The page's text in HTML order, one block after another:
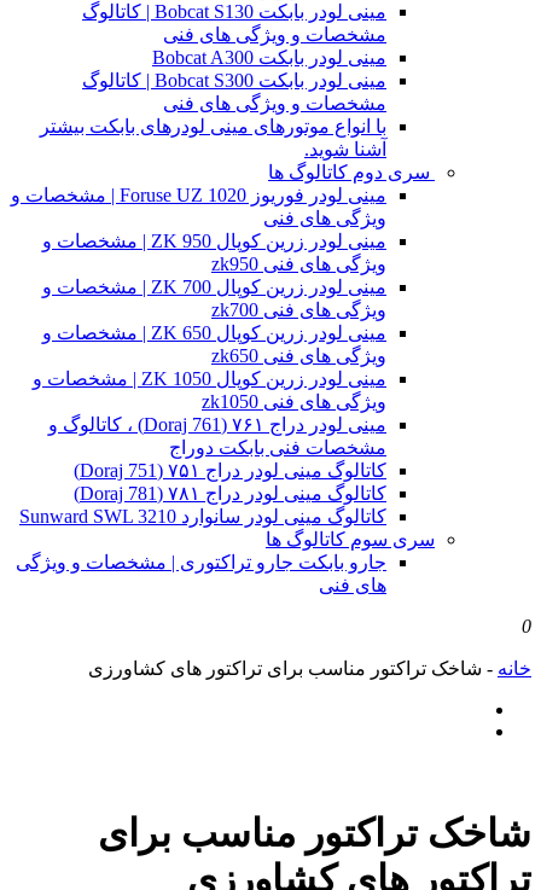
مینی لودر بابکت Bobcat S130 | کاتالوگ
مشخصات و ویژگی های فنی
مینی لودر بابکت Bobcat A300
مینی لودر بابکت Bobcat S300 | کاتالوگ
مشخصات و ویژگی های فنی
با انواع موتورهای مینی لودرهای بابکت بیشتر
آشنا شوید.
سری دوم کاتالوگ ها
مینی لودر فوریوز Foruse UZ 1020 | مشخصات و
ویژگی های فنی
مینی لودر زرین کوپال ZK 950 | مشخصات و
ویژگی های فنی zk950
مینی لودر زرین کوپال ZK 700 | مشخصات و
ویژگی های فنی zk700
مینی لودر زرین کوپال ZK 650 | مشخصات و
ویژگی های فنی zk650
مینی لودر زرین کوپال ZK 1050 | مشخصات و
ویژگی های فنی zk1050
مینی لودر دراج ۷۶۱ (Doraj 761) ، کاتالوگ و
مشخصات فنی بابکت دوراج
کاتالوگ مینی لودر دراج ۷۵۱ (Doraj 751)
کاتالوگ مینی لودر دراج ۷۸۱ (Doraj 781)
کاتالوگ مینی لودر سانوارد Sunward SWL 3210
سری سوم کاتالوگ ها
جارو بابکت جارو تراکتوری | مشخصات و ویژگی
های فنی
0
خانه-شاخک تراکتور مناسب برای تراکتور های کشاورزی
شاخک تراکتور مناسب برای
تراکتور های کشاورزی